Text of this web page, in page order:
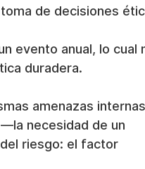
de decisiones
evento anual, lo cual
duradera.
amenazas internas
necesidad de un
riesgo: el factor